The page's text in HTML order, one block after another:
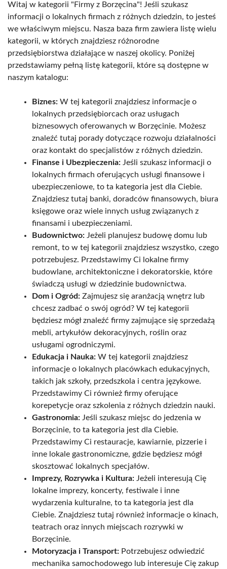
Witaj w kategorii "Firmy z Borzęcina"! Jeśli szukasz
informacji o lokalnych firmach z różnych dziedzin, to jesteś
we właściwym miejscu. Nasza baza firm zawiera listę wielu
kategorii, w których znajdziesz różnorodne
przedsiębiorstwa działające w naszej okolicy. Poniżej
przedstawiamy pełną listę kategorii, które są dostępne w
naszym katalogu:
Biznes: W tej kategorii znajdziesz informacje o
lokalnych przedsiębiorcach oraz usługach
biznesowych oferowanych w Borzęcinie. Możesz
znaleźć tutaj porady dotyczące rozwoju działalności
oraz kontakt do specjalistów z różnych dziedzin.
Finanse i Ubezpieczenia: Jeśli szukasz informacji o
lokalnych firmach oferujących usługi finansowe i
ubezpieczeniowe, to ta kategoria jest dla Ciebie.
Znajdziesz tutaj banki, doradców finansowych, biura
księgowe oraz wiele innych usług związanych z
finansami i ubezpieczeniami.
Budownictwo: Jeżeli planujesz budowę domu lub
remont, to w tej kategorii znajdziesz wszystko, czego
potrzebujesz. Przedstawimy Ci lokalne firmy
budowlane, architektoniczne i dekoratorskie, które
świadczą usługi w dziedzinie budownictwa.
Dom i Ogród: Zajmujesz się aranżacją wnętrz lub
chcesz zadbać o swój ogród? W tej kategorii
będziesz mógł znaleźć firmy zajmujące się sprzedażą
mebli, artykułów dekoracyjnych, roślin oraz
usługami ogrodniczymi.
Edukacja i Nauka: W tej kategorii znajdziesz
informacje o lokalnych placówkach edukacyjnych,
takich jak szkoły, przedszkola i centra językowe.
Przedstawimy Ci również firmy oferujące
korepetycje oraz szkolenia z różnych dziedzin nauki.
Gastronomia: Jeśli szukasz miejsc do jedzenia w
Borzęcinie, to ta kategoria jest dla Ciebie.
Przedstawimy Ci restauracje, kawiarnie, pizzerie i
inne lokale gastronomiczne, gdzie będziesz mógł
skosztować lokalnych specjałów.
Imprezy, Rozrywka i Kultura: Jeżeli interesują Cię
lokalne imprezy, koncerty, festiwale i inne
wydarzenia kulturalne, to ta kategoria jest dla
Ciebie. Znajdziesz tutaj również informacje o kinach,
teatrach oraz innych miejscach rozrywki w
Borzęcinie.
Motoryzacja i Transport: Potrzebujesz odwiedzić
mechanika samochodowego lub interesuje Cię zakup